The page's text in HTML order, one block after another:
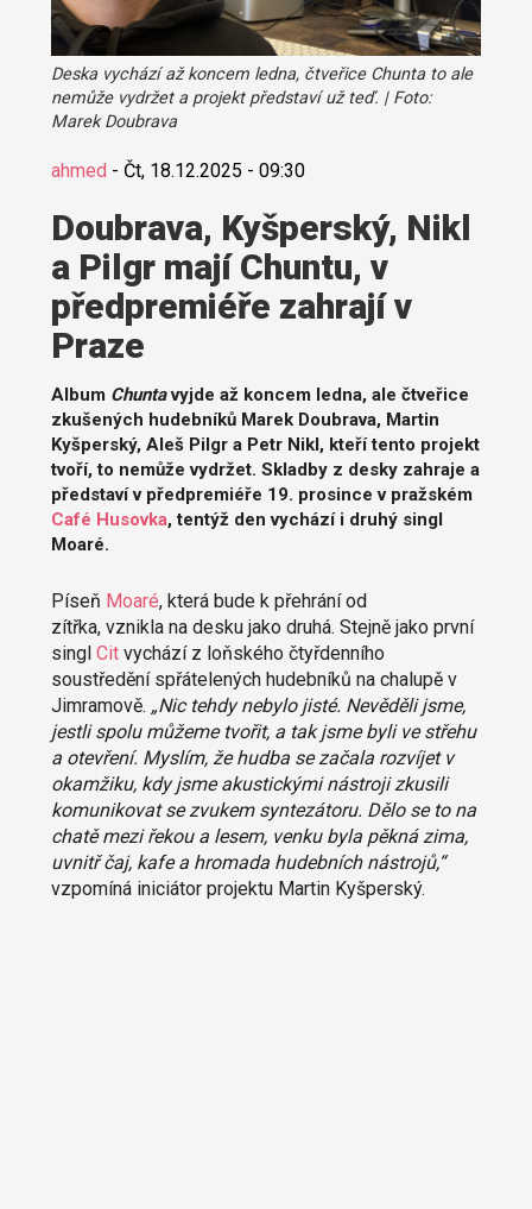
Deska vychází až koncem ledna, čtveřice Chunta to ale
nemůže vydržet a projekt představí už teď. | Foto:
Marek Doubrava
ahmed - Čt, 18.12.2025 - 09:30
Doubrava, Kyšperský, Nikl
a Pilgr mají Chuntu, v
předpremiéře zahrají v
Praze
Album Chuntavyjde až koncem ledna, ale čtveřice
zkušených hudebníků Marek Doubrava, Martin
Kyšperský, Aleš Pilgr a Petr Nikl, kteří tento projekt
tvoří, to nemůže vydržet. Skladby z desky zahraje a
představí v předpremiéře 19. prosince v pražském
Café Husovka, tentýž den vychází i druhý singl
Moaré.
Píseň Moaré, která bude k přehrání od
zítřka, vznikla na desku jako druhá. Stejně jako první
singl Citvychází z loňského čtyřdenního
soustředění spřátelených hudebníků na chalupě v
Jimramově. „Nic tehdy nebylo jisté. Nevěděli jsme,
jestli spolu můžeme tvořit, a tak jsme byli ve střehu
a otevření. Myslím, že hudba se začala rozvíjet v
okamžiku, kdy jsme akustickými nástroji zkusili
komunikovat se zvukem syntezátoru. Dělo se to na
chatě mezi řekou a lesem, venku byla pěkná zima,
uvnitř čaj, kafe a hromada hudebních nástrojů,“
vzpomíná iniciátor projektu Martin Kyšperský.